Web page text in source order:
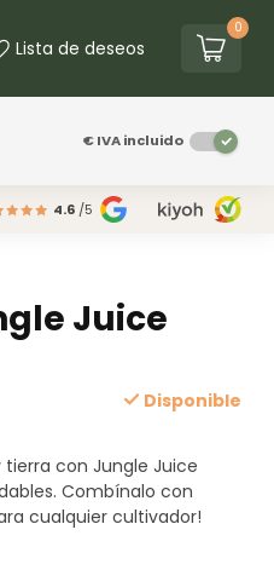
Lista de deseos
0
€IVA incluido
4.6 /5
Juice
Disponible
con Jungle Juice
Combínalo con
cualquier cultivador!